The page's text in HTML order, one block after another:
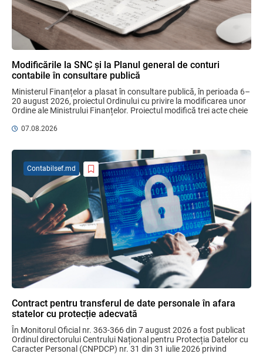
Garanția financiară pentru refacerea
mediului la exploatarea resurselor
minerale
04.08.2026
Domenii supuse controalelor fiscale
operative în luna august 2026
05.08.2026 Serviciul Fiscal de Stat
integrală a Titlului IV - accize armonizate
cu legislația UE
03.08.2026
Бухгалтерские и Налоговые
Консультации № 07/2026, комментарии
на полях
06.08.2026 Ciobanu Veaceslav
Plafonul operațiunilor valutare de capital
06.08.2026
MIA Plăți Instant: Soluția inovativă pentru
Modificările la SNC și la Planul general de conturi
contabile în consultare publică
Ministerul Finanțelor a plasat în consultare publică, în perioada 6–
20 august 2026, proiectul Ordinului cu privire la modificarea unor
Ordine ale Ministrului Finanțelor. Proiectul modifică trei acte cheie
07.08.2026
Contract pentru transferul de date personale în afara
statelor cu protecție adecvată
În Monitorul Oficial nr. 363-366 din 7 august 2026 a fost publicat
Ordinul directorului Centrului Național pentru Protecția Datelor cu
Caracter Personal (CNPDCP) nr. 31 din 31 iulie 2026 privind
Contabilsef.md